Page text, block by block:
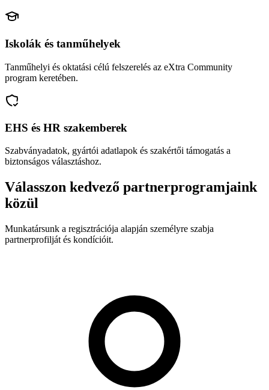
Iskolák és tanműhelyek
Tanműhelyi és oktatási célú felszerelés az eXtra Community
program keretében.
EHS és HR szakemberek
Szabványadatok, gyártói adatlapok és szakértői támogatás a
biztonságos választáshoz.
Válasszon kedvező partnerprogramjaink
közül
Munkatársunk a regisztrációja alapján személyre szabja
partnerprofilját és kondícióit.